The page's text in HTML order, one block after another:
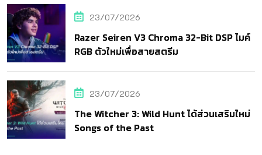
23/07/2026
Razer Seiren V3 Chroma 32-Bit DSP ไมค์
RGB ตัวใหม่เพื่อสายสตรีม
23/07/2026
The Witcher 3: Wild Hunt ได้ส่วนเสริมใหม่
Songs of the Past